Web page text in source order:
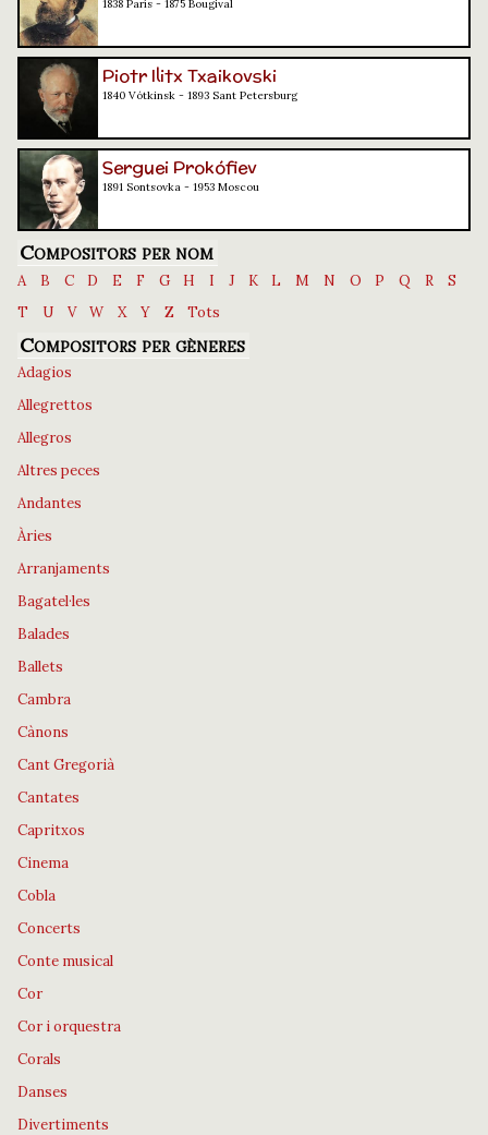
1838 París - 1875 Bougival
Piotr Ilitx Txaikovski
1840 Vótkinsk - 1893 Sant Petersburg
Serguei Prokófiev
1891 Sontsovka - 1953 Moscou
Compositors per nom
A B C D E F G H I J K L M N O P Q R
S
T
U V W X Y Z Tots
Compositors per gèneres
Adagios
Allegrettos
Allegros
Altres peces
Andantes
Àries
Arranjaments
Bagatel·les
Balades
Ballets
Cambra
Cànons
Cant Gregorià
Cantates
Capritxos
Cinema
Cobla
Concerts
Conte musical
Cor
Cor i orquestra
Corals
Danses
Divertiments